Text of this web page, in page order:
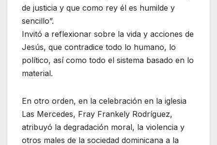
de justicia y que como rey él es humilde y
sencillo”.
Invitó a reflexionar sobre la vida y acciones de
Jesús, que contradice todo lo humano, lo
político, así como todo el sistema basado en lo
material.
En otro orden, en la celebración en la iglesia
Las Mercedes, Fray Frankely Rodríguez,
atribuyó la degradación moral, la violencia y
otros males de la sociedad dominicana a la